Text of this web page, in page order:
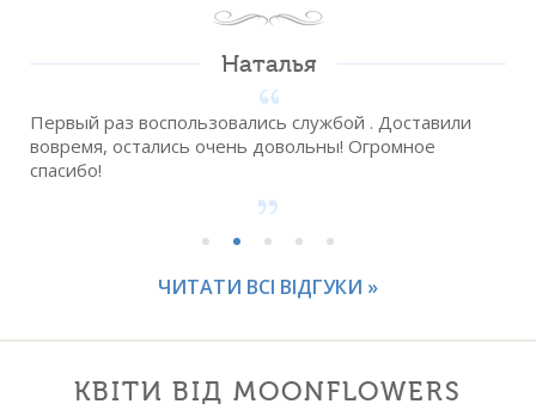
Наталья
Первый раз воспользовались службой . Доставили
вовремя, остались очень довольны! Огромное
спасибо!
ЧИТАТИ ВСІ ВІДГУКИ »
КВІТИ ВІД MOONFLOWERS